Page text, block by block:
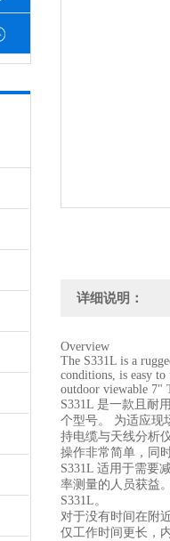
详细说明：
Overview
The S331L is a
conditions, is easy
outdoor viewable 7"
S331L 是一款且耐
个型号。 为适应现
持电缆与天线分析
操作非常简单，同
S331L 适用于需要
率测量的人员获益
S331L。
对于没有时间在附
仅工作时间更长，